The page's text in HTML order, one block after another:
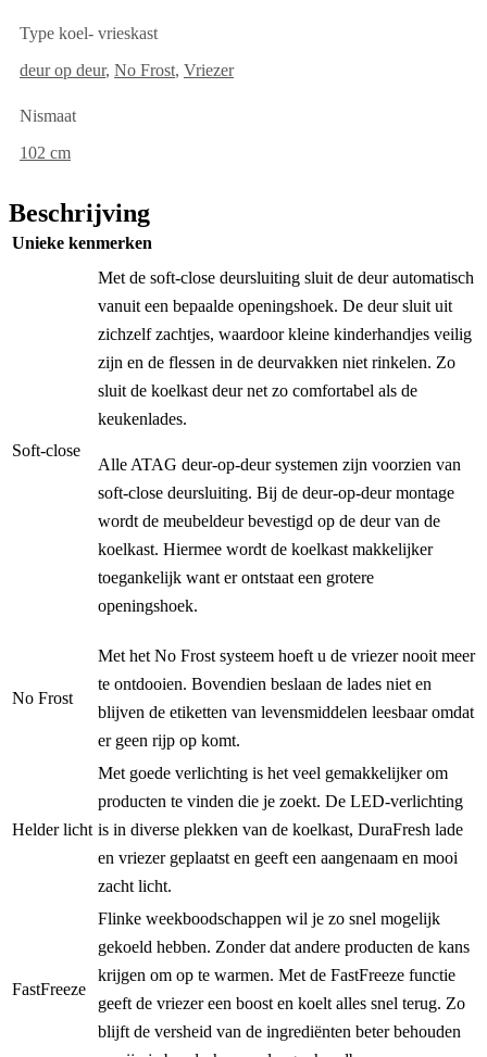
Type koel- vrieskast
deur op deur, No Frost, Vriezer
Nismaat
102 cm
Beschrijving
Unieke kenmerken
Soft-close
Met de soft-close deursluiting sluit de deur automatisch
vanuit een bepaalde openingshoek. De deur sluit uit
zichzelf zachtjes, waardoor kleine kinderhandjes veilig
zijn en de flessen in de deurvakken niet rinkelen. Zo
sluit de koelkast deur net zo comfortabel als de
keukenlades.
Alle ATAG deur-op-deur systemen zijn voorzien van
soft-close deursluiting. Bij de deur-op-deur montage
wordt de meubeldeur bevestigd op de deur van de
koelkast. Hiermee wordt de koelkast makkelijker
toegankelijk want er ontstaat een grotere
openingshoek.
No Frost
Met het No Frost systeem hoeft u de vriezer nooit meer
te ontdooien. Bovendien beslaan de lades niet en
blijven de etiketten van levensmiddelen leesbaar omdat
er geen rijp op komt.
Helder licht
Met goede verlichting is het veel gemakkelijker om
producten te vinden die je zoekt. De LED-verlichting
is in diverse plekken van de koelkast, DuraFresh lade
en vriezer geplaatst en geeft een aangenaam en mooi
zacht licht.
FastFreeze
Flinke weekboodschappen wil je zo snel mogelijk
gekoeld hebben. Zonder dat andere producten de kans
krijgen om op te warmen. Met de FastFreeze functie
geeft de vriezer een boost en koelt alles snel terug. Zo
blijft de versheid van de ingrediënten beter behouden